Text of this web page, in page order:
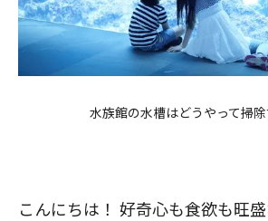
水族館の水槽はどうやって掃
こんにちは！ 好奇心も食欲も旺